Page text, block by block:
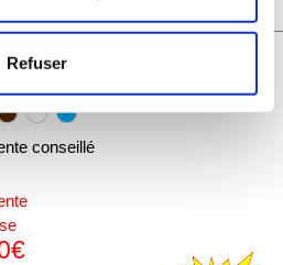
spécifiques
préférences, reportez-vous à
pouvez modifier ou retirer
moment à partir de la
RefuserXL rigide Delsey
conseillé